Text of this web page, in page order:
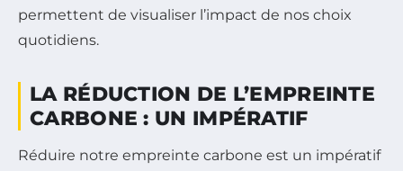
permettent de visualiser l’impact de nos choix
quotidiens.
LA RÉDUCTION DE L’EMPREINTE
CARBONE : UN IMPÉRATIF
Réduire notre empreinte carbone est un impératif